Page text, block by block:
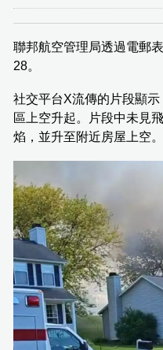
聯邦航空管理局透過電郵
28。
社交平台X流傳的片段顯
區上空升起。片段中未見
焰，並升至附近房屋上空。